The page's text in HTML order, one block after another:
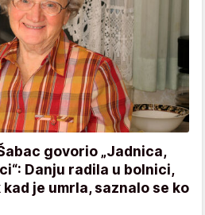
govorio „Jadnica,
Danju radila u bolnici,
je umrla, saznalo se ko